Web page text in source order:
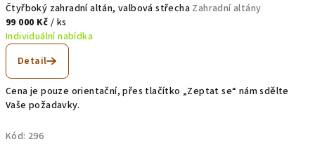
Čtyřboký zahradní altán, valbová střecha Zahradní altány
99 000 Kč / ks
Individuální nabídka
Detail
Cena je pouze orientační, přes tlačítko „Zeptat se“ nám sdělte
Vaše požadavky.
Kód: 296